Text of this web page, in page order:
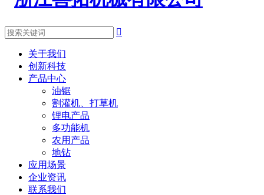

关于我们
创新科技
产品中心
油锯
割灌机、打草机
锂电产品
多功能机
农用产品
地钻
应用场景
企业资讯
联系我们